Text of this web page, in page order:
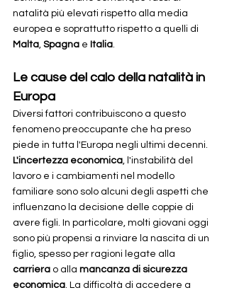
natalità più elevati rispetto alla media
europea e soprattutto rispetto a quelli di
Malta, Spagna e Italia.
Le cause del calo della natalità in
Europa
Diversi fattori contribuiscono a questo
fenomeno preoccupante che ha preso
piede in tutta l'Europa negli ultimi decenni.
L'incertezza economica, l'instabilità del
lavoro e i cambiamenti nel modello
familiare sono solo alcuni degli aspetti che
influenzano la decisione delle coppie di
avere figli. In particolare, molti giovani oggi
sono più propensi a rinviare la nascita di un
figlio, spesso per ragioni legate alla
carriera o alla mancanza di sicurezza
economica. La difficoltà di accedere a